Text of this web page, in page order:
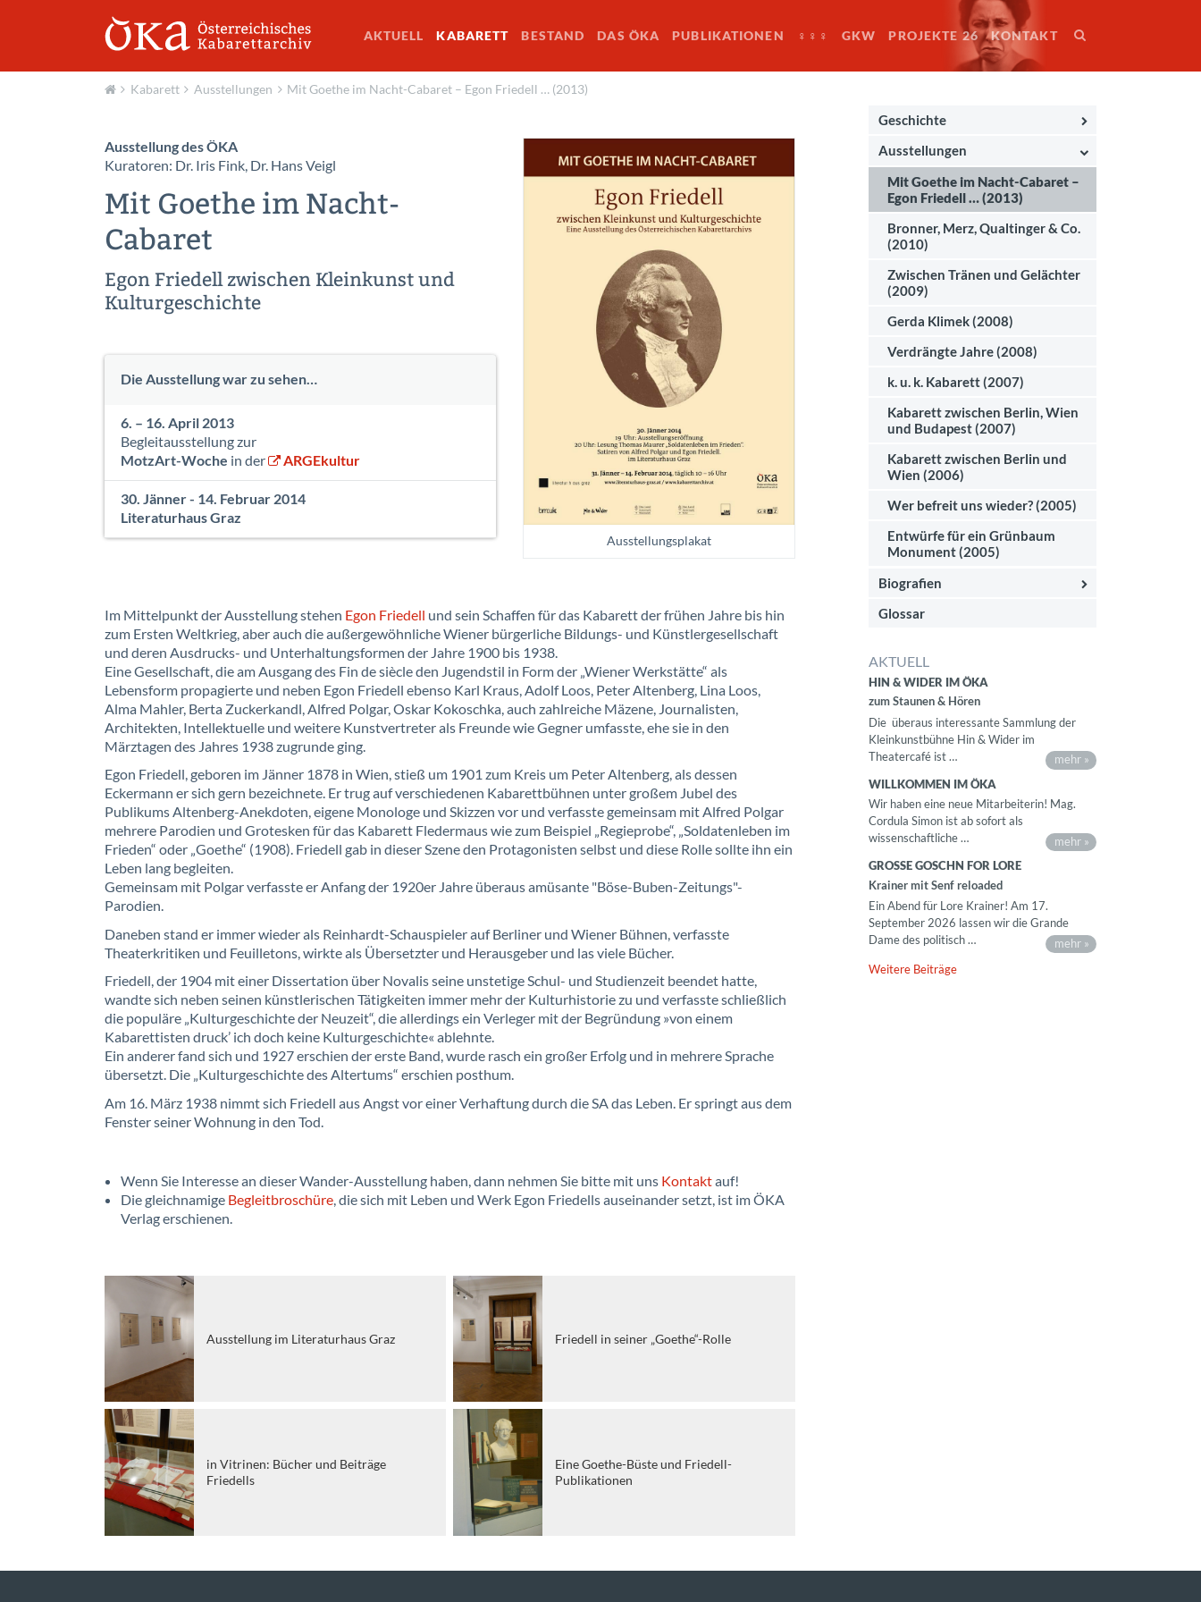
AKTUELL KABARETT BESTAND DAS ÖKA PUBLIKATIONEN ♀♀♀ GKW PROJEKTE 26 KONTAKT
Kabarett Ausstellungen Mit Goethe im Nacht-Cabaret – Egon Friedell … (2013)
Ausstellungsplakat
Ausstellung des ÖKA
Kuratoren: Dr. Iris Fink, Dr. Hans Veigl
Mit Goethe im Nacht-
Cabaret
Egon Friedell zwischen Kleinkunst und
Kulturgeschichte
Die Ausstellung war zu sehen…
6. – 16. April 2013
Begleitausstellung zur
MotzArt-Woche in der ARGEkultur
30. Jänner - 14. Februar 2014
Literaturhaus Graz
Im Mittelpunkt der Ausstellung stehen Egon Friedell und sein Schaffen für das Kabarett der frühen Jahre bis hin
zum Ersten Weltkrieg, aber auch die außergewöhnliche Wiener bürgerliche Bildungs- und Künstlergesellschaft
und deren Ausdrucks- und Unterhaltungsformen der Jahre 1900 bis 1938.
Eine Gesellschaft, die am Ausgang des Fin de siècle den Jugendstil in Form der „Wiener Werkstätte“ als
Lebensform propagierte und neben Egon Friedell ebenso Karl Kraus, Adolf Loos, Peter Altenberg, Lina Loos,
Alma Mahler, Berta Zuckerkandl, Alfred Polgar, Oskar Kokoschka, auch zahlreiche Mäzene, Journalisten,
Architekten, Intellektuelle und weitere Kunstvertreter als Freunde wie Gegner umfasste, ehe sie in den
Märztagen des Jahres 1938 zugrunde ging.
Egon Friedell, geboren im Jänner 1878 in Wien, stieß um 1901 zum Kreis um Peter Altenberg, als dessen
Eckermann er sich gern bezeichnete. Er trug auf verschiedenen Kabarettbühnen unter großem Jubel des
Publikums Altenberg-Anekdoten, eigene Monologe und Skizzen vor und verfasste gemeinsam mit Alfred Polgar
mehrere Parodien und Grotesken für das Kabarett Fledermaus wie zum Beispiel „Regieprobe“, „Soldatenleben im
Frieden“ oder „Goethe“ (1908). Friedell gab in dieser Szene den Protagonisten selbst und diese Rolle sollte ihn ein
Leben lang begleiten.
Gemeinsam mit Polgar verfasste er Anfang der 1920er Jahre überaus amüsante "Böse-Buben-Zeitungs"-
Parodien.
Daneben stand er immer wieder als Reinhardt-Schauspieler auf Berliner und Wiener Bühnen, verfasste
Theaterkritiken und Feuilletons, wirkte als Übersetzter und Herausgeber und las viele Bücher.
Friedell, der 1904 mit einer Dissertation über Novalis seine unstetige Schul- und Studienzeit beendet hatte,
wandte sich neben seinen künstlerischen Tätigkeiten immer mehr der Kulturhistorie zu und verfasste schließlich
die populäre „Kulturgeschichte der Neuzeit“, die allerdings ein Verleger mit der Begründung »von einem
Kabarettisten druck’ ich doch keine Kulturgeschichte« ablehnte.
Ein anderer fand sich und 1927 erschien der erste Band, wurde rasch ein großer Erfolg und in mehrere Sprache
übersetzt. Die „Kulturgeschichte des Altertums“ erschien posthum.
Am 16. März 1938 nimmt sich Friedell aus Angst vor einer Verhaftung durch die SA das Leben. Er springt aus dem
Fenster seiner Wohnung in den Tod.
Wenn Sie Interesse an dieser Wander-Ausstellung haben, dann nehmen Sie bitte mit uns Kontaktauf!
Die gleichnamige Begleitbroschüre, die sich mit Leben und Werk Egon Friedells auseinander setzt, ist im ÖKA
Verlag erschienen.
Ausstellung im Literaturhaus Graz Friedell in seiner „Goethe“-Rolle
in Vitrinen: Bücher und Beiträge
Friedells
Eine Goethe-Büste und Friedell-
Publikationen
Geschichte
Ausstellungen
Mit Goethe im Nacht-Cabaret –
Egon Friedell … (2013)
Bronner, Merz, Qualtinger & Co.
(2010)
Zwischen Tränen und Gelächter
(2009)
Gerda Klimek (2008)
Verdrängte Jahre (2008)
k. u. k. Kabarett (2007)
Kabarett zwischen Berlin, Wien
und Budapest (2007)
Kabarett zwischen Berlin und
Wien (2006)
Wer befreit uns wieder? (2005)
Entwürfe für ein Grünbaum
Monument (2005)
Biografien
Glossar
AKTUELL
HIN & WIDER IM ÖKA
zum Staunen & Hören
Die überaus interessante Sammlung der
Kleinkunstbühne Hin & Wider im
Theatercafé ist …
mehr »
WILLKOMMEN IM ÖKA
Wir haben eine neue Mitarbeiterin! Mag.
Cordula Simon ist ab sofort als
wissenschaftliche …
mehr »
GROSSE GOSCHN FOR LORE
Krainer mit Senf reloaded
Ein Abend für Lore Krainer! Am 17.
September 2026 lassen wir die Grande
Dame des politisch …
mehr »
Weitere Beiträge